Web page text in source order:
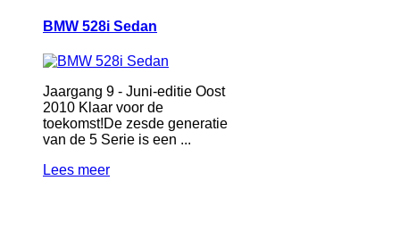
BMW 528i Sedan
Jaargang 9 - Juni-editie Oost
2010 Klaar voor de
toekomst!De zesde generatie
van de 5 Serie is een ...
Lees meer